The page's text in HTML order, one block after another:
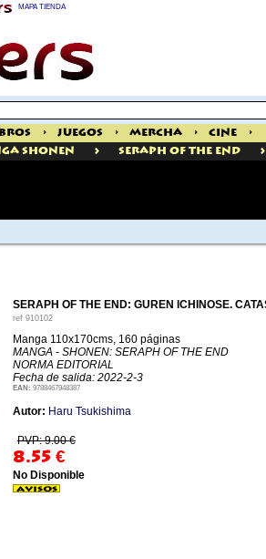
MAPA TIENDA
> Juegos > Mercha > Cine
>
Shonen > Seraph Of The End >
SERAPH OF THE END: GUREN ICHINOSE.
ref 910102
Manga 110x170cms, 160 páginas
MANGA - SHONEN: SERAPH OF THE END
NORMA EDITORIAL
Fecha de salida: 2022-2-3
EAN: 9788467948387
Autor: Haru Tsukishima
PVP: 9.00 €
8.55 €
No Disponible